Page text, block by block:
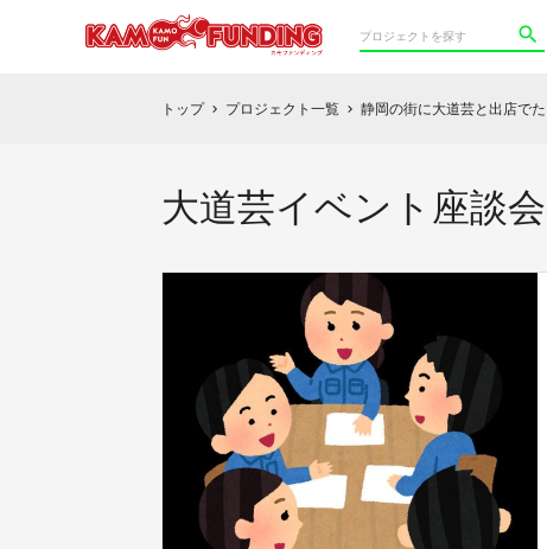
トップ chevron_right プロジェクト一覧 chevron_right 静岡の街に大道芸と出店で
大道芸イベント座談